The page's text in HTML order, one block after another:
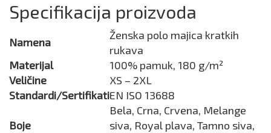
Specifikacija proizvoda
Namena
Ženska polo majica kratkih
rukava
Materijal
100% pamuk, 180 g/m²
Veličine
XS – 2XL
Standardi/SertifikatiEN ISO 13688
Boje
Bela, Crna, Crvena, Melange
siva, Royal plava, Tamno siva,